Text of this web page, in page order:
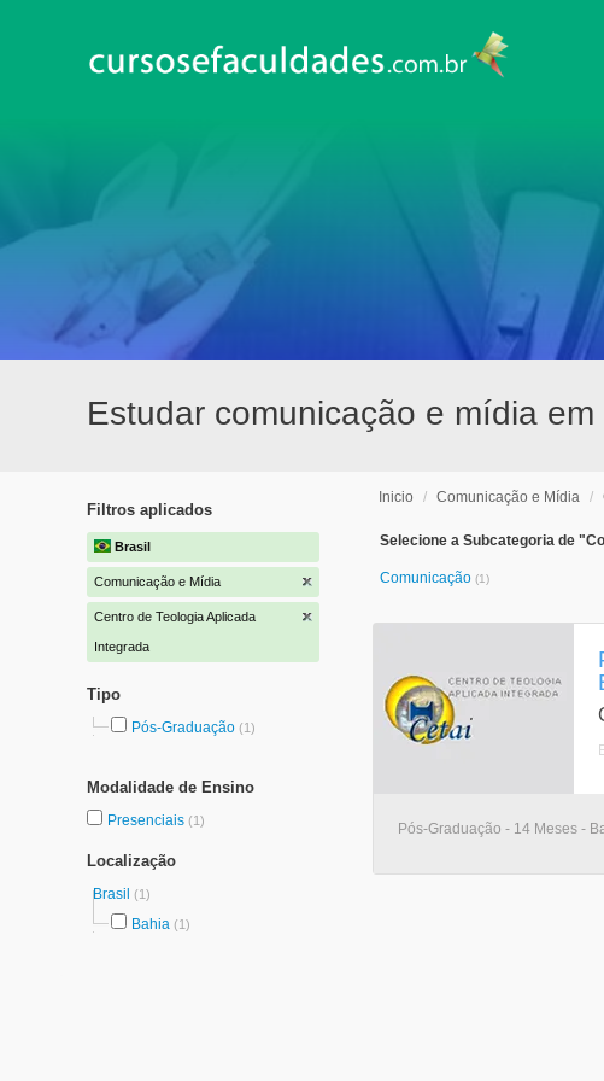
Estudar comunicação e mídia
Filtros aplicados
Brasil
Comunicação e Mídia
Centro de Teologia Aplicada
Integrada
Tipo
Pós-Graduação (1)
Modalidade de Ensino
Presenciais (1)
Localização
Brasil (1)
Bahia (1)
Inicio / Comunicação e Mídia /
Selecione a Subcategoria de
Comunicação (1)
Pós-Graduação - 14 Meses -